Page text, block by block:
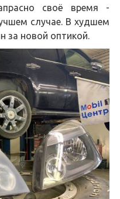
своё время -
случае. В худшем
за новой оптикой.